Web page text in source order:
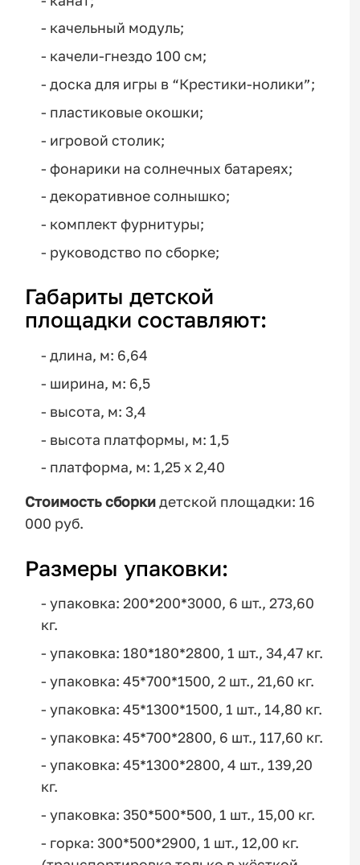
- качельный модуль;
- качели-гнездо 100 см;
- доска для игры в “Крестики-нолики”;
- пластиковые окошки;
- игровой столик;
- фонарики на солнечных батареях;
- декоративное солнышко;
- комплект фурнитуры;
- руководство по сборке;
Габариты детской
площадки составляют:
- длина, м: 6,64
- ширина, м: 6,5
- высота, м: 3,4
- высота платформы, м: 1,5
- платформа, м: 1,25 x 2,40
Стоимость сборкидетской площадки: 16
000 руб.
Размеры упаковки:
- упаковка: 200*200*3000, 6 шт., 273,60
кг.
- упаковка: 180*180*2800, 1 шт., 34,47 кг.
- упаковка: 45*700*1500, 2 шт., 21,60 кг.
- упаковка: 45*1300*1500, 1 шт., 14,80 кг.
- упаковка: 45*700*2800, 6 шт., 117,60 кг.
- упаковка: 45*1300*2800, 4 шт., 139,20
кг.
- упаковка: 350*500*500, 1 шт., 15,00 кг.
- горка: 300*500*2900, 1 шт., 12,00 кг.